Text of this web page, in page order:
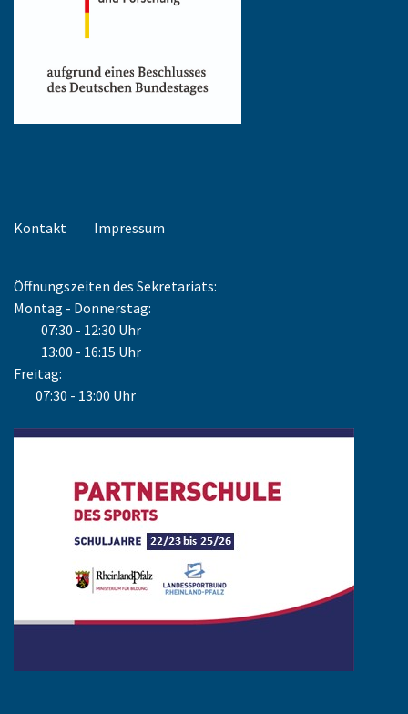
Kontakt Impressum
Öffnungszeiten des Sekretariats:
Montag - Donnerstag:
07:30 - 12:30 Uhr
13:00 - 16:15 Uhr
Freitag:
07:30 - 13:00 Uhr